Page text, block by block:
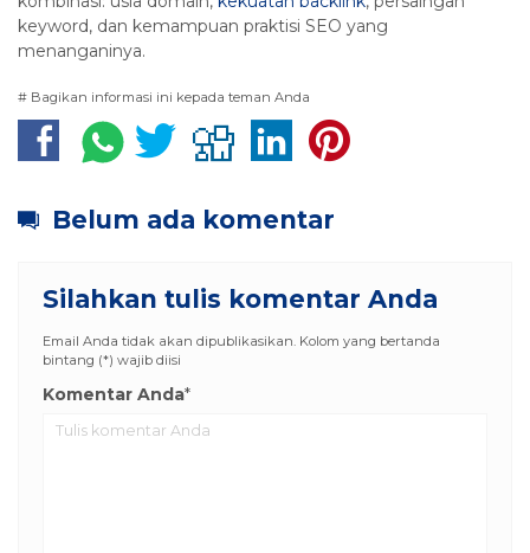
keyword, dan kemampuan praktisi SEO yang
menanganinya.
# Bagikan informasi ini kepada teman Anda
Belum ada komentar
Silahkan tulis komentar Anda
Email Anda tidak akan dipublikasikan. Kolom yang bertanda
bintang (*) wajib diisi
Komentar Anda*